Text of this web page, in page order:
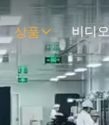
상품 비디오